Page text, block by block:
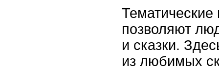
позволяют
и сказки.
из любимых